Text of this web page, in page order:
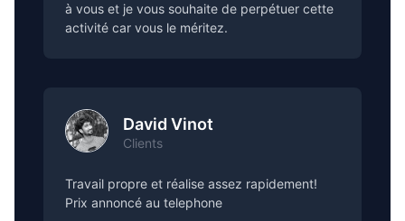
à vous et je vous souhaite de perpétuer cette
activité car vous le méritez.
David Vinot
Clients
Travail propre et réalise assez rapidement!
Prix annoncé au telephone